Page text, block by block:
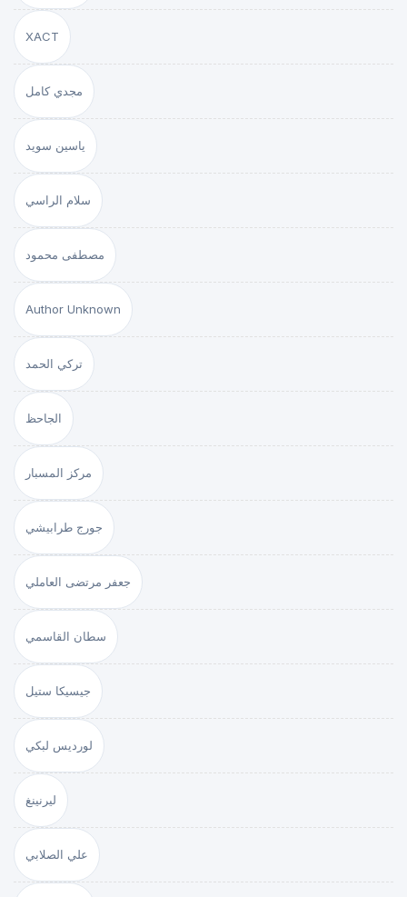
XACT
مجدي كامل
ياسين سويد
سلام الراسي
مصطفى محمود
Author Unknown
تركي الحمد
الجاحظ
مركز المسبار
جورج طرابيشي
جعفر مرتضى العاملي
سطان القاسمي
جيسيكا ستيل
لورديس لبكي
ليرنينغ
علي الصلابي